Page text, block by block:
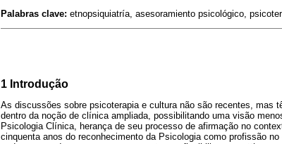
Palabras clave: etnopsiquiatría, asesoramiento psicológico,
1 Introdução
As discussões sobre psicoterapia e cultura não são recentes, mas
dentro da noção de clínica ampliada, possibilitando uma visão
Psicologia Clínica, herança de seu processo de afirmação no
cinquenta anos do reconhecimento da Psicologia como profissão